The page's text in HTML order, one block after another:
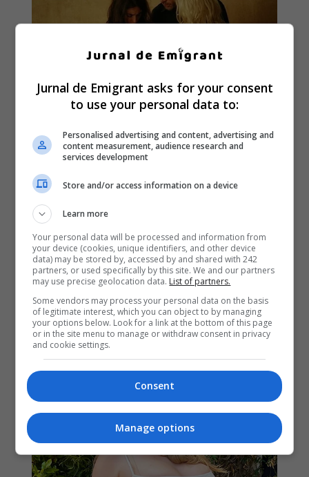
Jurnal de Emigrant asks for your consent
to use your personal data to:
Personalised advertising and content, advertising and
content measurement, audience research and
services development
Store and/or access information on a device
Learn more
Your personal data will be processed and information from
your device (cookies, unique identifiers, and other device
data) may be stored by, accessed by and shared with 242
partners, or used specifically by this site. We and our partners
may use precise geolocation data. List of partners.
Some vendors may process your personal data on the basis
of legitimate interest, which you can object to by managing
your options below. Look for a link at the bottom of this page
or in the site menu to manage or withdraw consent in privacy
and cookie settings.
Consent
Manage options